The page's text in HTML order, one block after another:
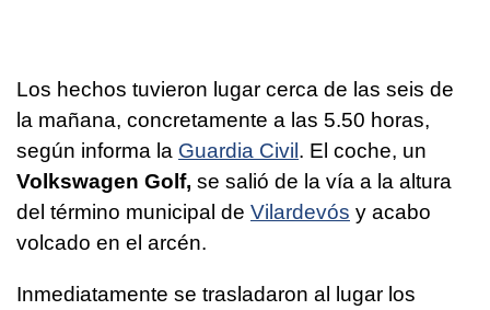
Los hechos tuvieron lugar cerca de las seis de
la mañana, concretamente a las 5.50 horas,
según informa la Guardia Civil. El coche, un
Volkswagen Golf, se salió de la vía a la altura
del término municipal de Vilardevós y acabo
volcado en el arcén.
Inmediatamente se trasladaron al lugar los